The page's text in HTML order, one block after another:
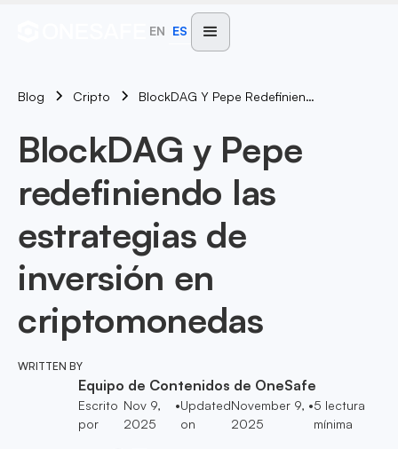
EN ES
Blog Cripto BlockDAG Y Pepe Redefiniendo Las Estrategias De Inversión En Criptomonedas
BlockDAG y Pepe
redefiniendo las
estrategias de
inversión en
criptomonedas
WRITTEN BY
Equipo de Contenidos de OneSafe
Escrito
por
Nov 9,
2025
•Updated
on
November 9,
2025
•5 lectura
mínima